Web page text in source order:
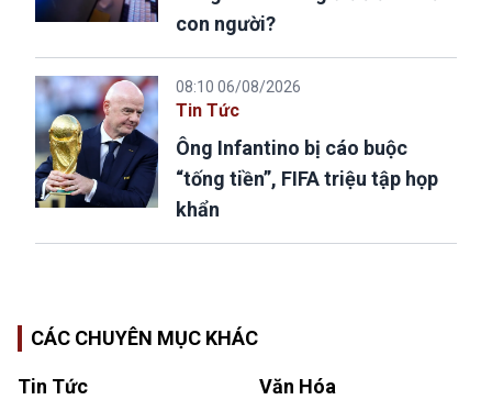
con người?
08:10 06/08/2026
Tin Tức
Ông Infantino bị cáo buộc
“tống tiền”, FIFA triệu tập họp
khẩn
CÁC CHUYÊN MỤC KHÁC
Tin Tức Văn Hóa